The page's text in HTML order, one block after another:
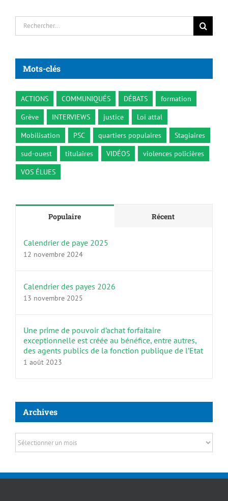
Rechercher:
Mots-clés
ACTIONS COMMUNIQUÉS DÉBATS
formation
Grève
INTERVIEWS justice
Loi attal
Mobilisation
PSC quartiers populaires
Stagiaires
sud-ouest
titulaires VIDÉOS
violences policières
VOS ÉLUES
Populaire Récent
Calendrier de paye 2025
12 novembre 2024
Calendrier des payes 2026
13 novembre 2025
Une prime de pouvoir d’achat forfaitaire
exceptionnelle est créée au bénéfice, entre autres,
des agents publics de la fonction publique de l’Etat
1 août 2023
Archives
Archives